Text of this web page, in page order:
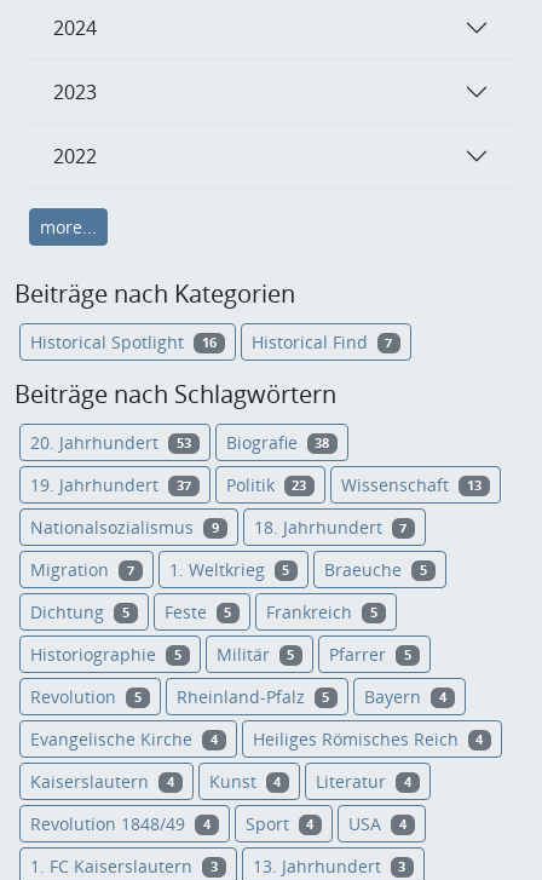
2024
2023
2022
more...
Beiträge nach Kategorien
Historical Spotlight 16 Historical Find 7
Beiträge nach Schlagwörtern
20. Jahrhundert 53 Biografie 38
19. Jahrhundert 37 Politik 23 Wissenschaft 13
Nationalsozialismus 9 18. Jahrhundert 7
Migration 7 1. Weltkrieg 5 Braeuche 5
Dichtung 5 Feste 5 Frankreich 5
Historiographie 5 Militär 5 Pfarrer 5
Revolution 5 Rheinland-Pfalz 5 Bayern 4
Evangelische Kirche 4 Heiliges Römisches Reich 4
Kaiserslautern 4 Kunst 4 Literatur 4
Revolution 1848/49 4 Sport 4 USA 4
1. FC Kaiserslautern 3 13. Jahrhundert 3